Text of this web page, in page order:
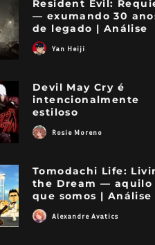
Resident Evil:
— exumando 30
de legado | Análise
Yan Heiji
Devil May Cry é
intencionalmente
estiloso
Rosie Moreno
Tomodachi Life:
the Dream — aquilo
que somos | Análise
Alexandre Avatics